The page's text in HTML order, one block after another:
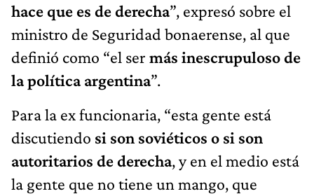
hace que es de derecha”, expresó sobre el
ministro de Seguridad bonaerense, al que
definió como “el ser más inescrupuloso de
la política argentina”.
Para la ex funcionaria, “esta gente está
discutiendo si son soviéticos o si son
autoritarios de derecha, y en el medio está
la gente que no tiene un mango, que